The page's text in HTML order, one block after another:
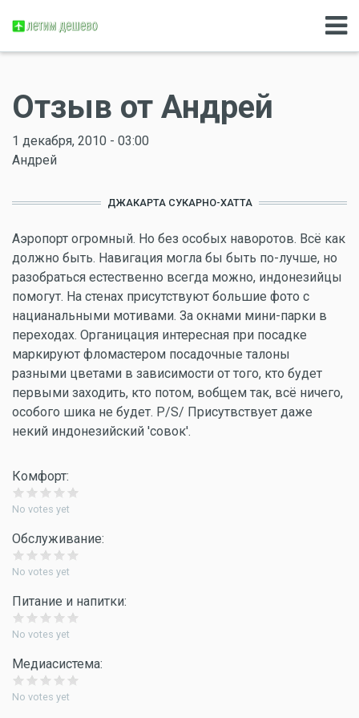
Отзыв от Андрей
1 декабря, 2010 - 03:00
Андрей
ДЖАКАРТА СУКАРНО-ХАТТА
Аэропорт огромный. Но без особых наворотов. Всё как
должно быть. Навигация могла бы быть по-лучше, но
разобраться естественно всегда можно, индонезийцы
помогут. На стенах присутствуют большие фото с
нацианальными мотивами. За окнами мини-парки в
переходах. Органицация интересная при посадке
маркируют фломастером посадочные талоны
разными цветами в зависимости от того, кто будет
первыми заходить, кто потом, вобщем так, всё ничего,
особого шика не будет. P/S/ Присутвствует даже
некий индонезийский 'совок'.
Комфорт:
No votes yet
Обслуживание:
No votes yet
Питание и напитки:
No votes yet
Медиасистема:
No votes yet